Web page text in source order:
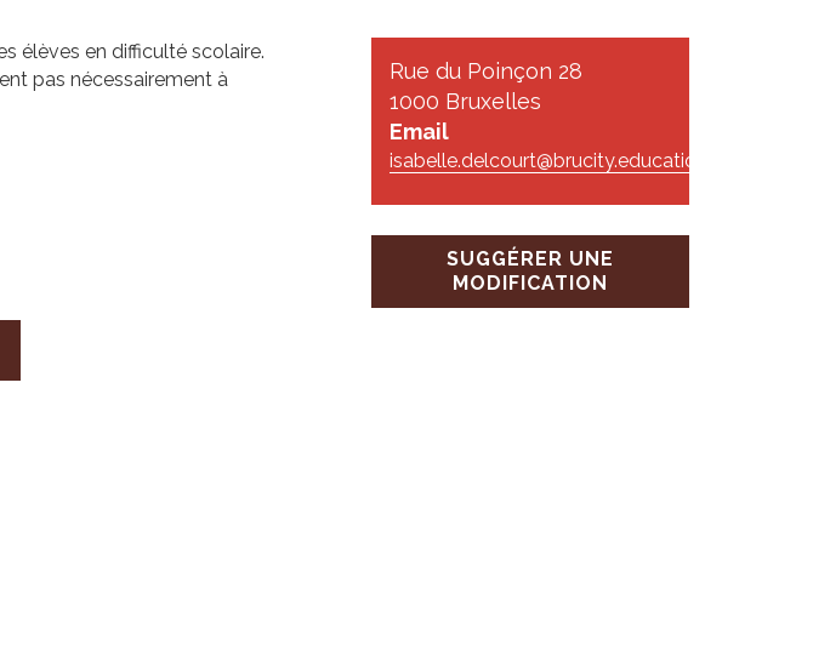
Rue du Poinçon 28
1000 Bruxelles
Email
isabelle.delcourt@brucity.education
SUGGÉRER UNE
MODIFICATION
élèves en difficulté scolaire.
pas nécessairement à